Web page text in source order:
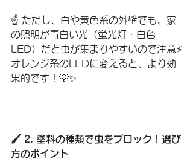
☝️ ただし、白や黄色系の外壁でも、家
の照明が青白い光（蛍光灯・白色
LED）だと虫が集まりやすいので注意⚡
オレンジ系のLEDに変えると、より効
果的です！💡✨
🖌 2. 塗料の種類で虫をブロック！選び
方のポイント